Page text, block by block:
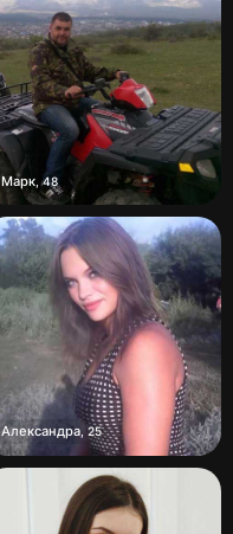
Марк,48
Александра, 25